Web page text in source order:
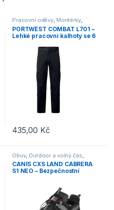
Možnosti lze vybrat na stránce
Pracovní oděvy, Montérky,
Kalhoty,Outdoor a volný čas,
Oděvy ,Kalhoty
PORTWEST COMBAT L701 –
Lehké pracovní kalhoty se 6
435,00 Kč
Tento produkt má více variant.
Obuv, Outdoor a volný čas
Pracovní obuv , S1/SB,Sandály
Trekingová
CANIS CXS LAND CABRERA
S1 NEO – Bezpečnostní